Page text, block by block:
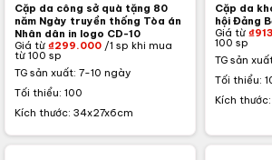
Cặp da công sở quà tặng 80
năm Ngày truyền thống Tòa án
Nhân dân in logo CD-10
Giá từ ₫299.000 /1 sp khi mua
từ 100 sp
TG sản xuất: 7-10 ngày
Tối thiểu: 100
Kích thước: 34x27x6cm
Cặp da
hội Đảng
Giá từ ₫
100 sp
TG sản
Tối thiểu:
Kích